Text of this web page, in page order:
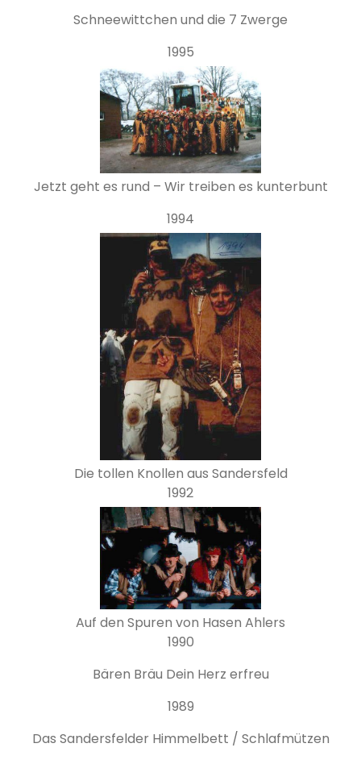
Schneewittchen und die 7 Zwerge
1995
Jetzt geht es rund – Wir treiben es kunterbunt
1994
Die tollen Knollen aus Sandersfeld
1992
Auf den Spuren von Hasen Ahlers
1990
Bären Bräu Dein Herz erfreu
1989
Das Sandersfelder Himmelbett / Schlafmützen